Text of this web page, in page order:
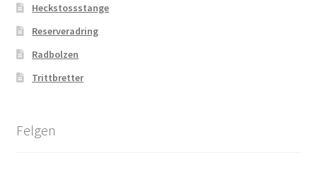
Heckstossstange
Reserveradring
Radbolzen
Trittbretter
Felgen